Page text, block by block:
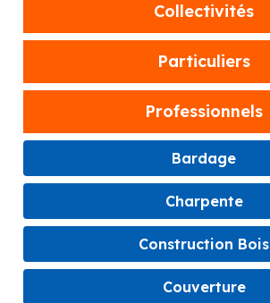
Collectivités
Particuliers
Professionnels
Bardage
Charpente
Construction Bois
Couverture